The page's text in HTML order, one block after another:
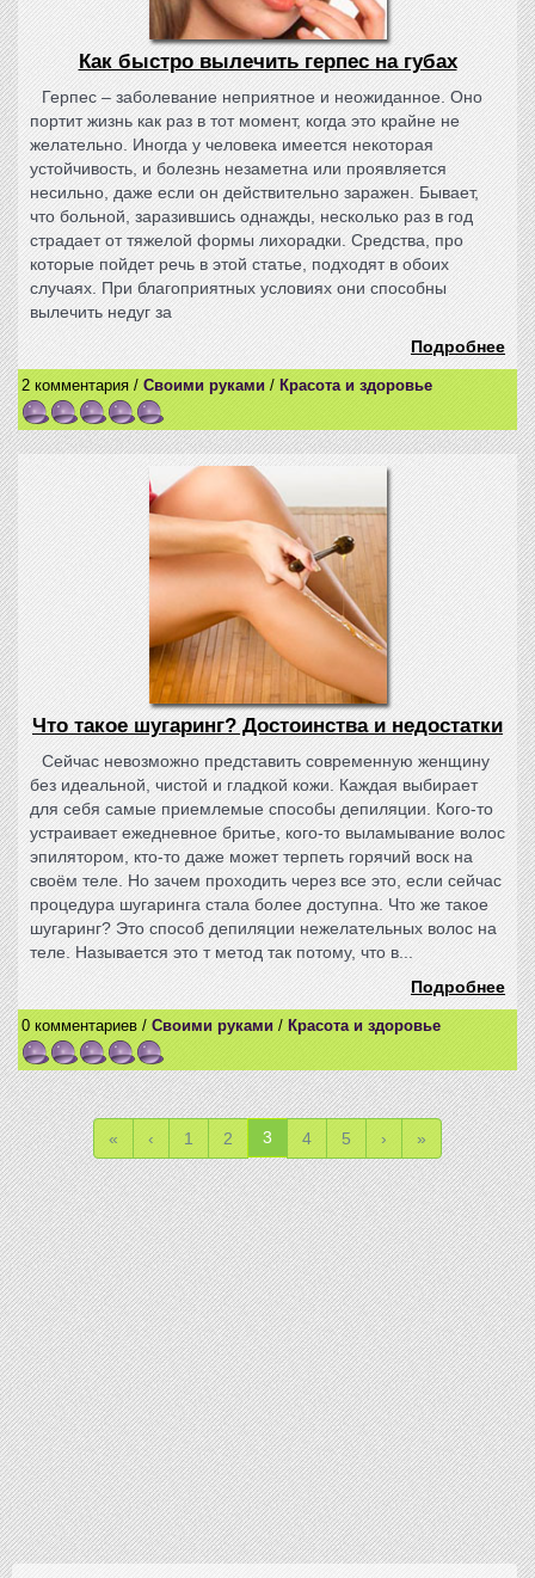
Как быстро вылечить герпес на губах
Герпес – заболевание неприятное и неожиданное. Оно
портит жизнь как раз в тот момент, когда это крайне не
желательно. Иногда у человека имеется некоторая
устойчивость, и болезнь незаметна или проявляется
несильно, даже если он действительно заражен. Бывает,
что больной, заразившись однажды, несколько раз в год
страдает от тяжелой формы лихорадки. Средства, про
которые пойдет речь в этой статье, подходят в обоих
случаях. При благоприятных условиях они способны
вылечить недуг за
Подробнее
2 комментария / Своими руками / Красота и здоровье
Что такое шугаринг? Достоинства и недостатки
Сейчас невозможно представить современную женщину
без идеальной, чистой и гладкой кожи. Каждая выбирает
для себя самые приемлемые способы депиляции. Кого-то
устраивает ежедневное бритье, кого-то выламывание волос
эпилятором, кто-то даже может терпеть горячий воск на
своём теле. Но зачем проходить через все это, если сейчас
процедура шугаринга стала более доступна. Что же такое
шугаринг? Это способ депиляции нежелательных волос на
теле. Называется это т метод так потому, что в...
Подробнее
0 комментариев / Своими руками / Красота и здоровье
« ‹ 1 2 3 4 5 › »